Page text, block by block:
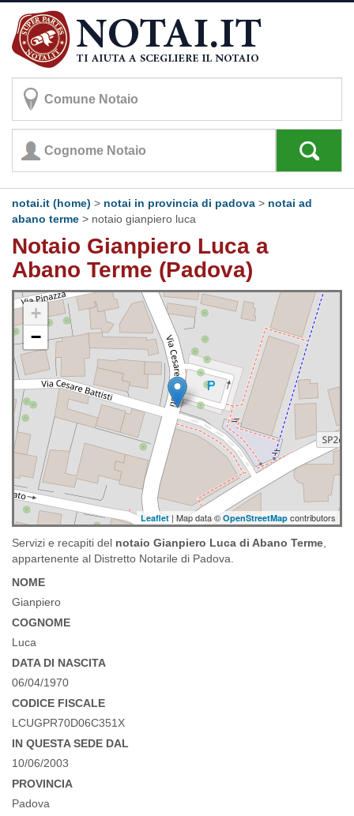
notai.it (home) > notai in provincia di padova > notai ad
abano terme > notaio gianpiero luca
Notaio Gianpiero Luca a
Abano Terme (Padova)
+
−
Leaflet| Map data ©OpenStreetMap contributors
Servizi e recapiti del notaio Gianpiero Luca di Abano Terme
appartenente al Distretto Notarile di Padova.
NOME
Gianpiero
COGNOME
Luca
DATA DI NASCITA
06/04/1970
CODICE FISCALE
LCUGPR70D06C351X
IN QUESTA SEDE DAL
10/06/2003
PROVINCIA
Padova